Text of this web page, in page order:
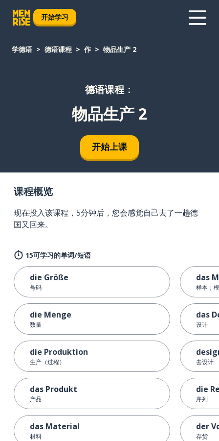
开始学习
学德语 德语课程 作 物品生产 2
德语课程：
物品生产 2
开始上课
课程概览
现在投入该课程，5分钟后，您会感觉自己去了一趟德
国又回来。
15可学习的单词/短语
die Größe
号码
die Menge
数量
die Produktion
生产（过程）
das Produkt
产品
das Material
材料
das
样本；
das
设计
去设计
die
序列
der
存货